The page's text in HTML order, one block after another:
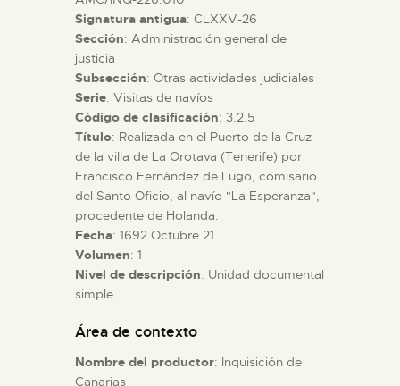
PREPARAR LA VISITA
ACTIVIDADES
█
EL MUSEO
COLECCIONES
ESPAÑOL
Signatura antigua: CLXXV-26
Sección: Administración general de
justicia
Subsección: Otras actividades judiciales
Serie: Visitas de navíos
Código de clasificación: 3.2.5
Título: Realizada en el Puerto de la Cruz
de la villa de La Orotava (Tenerife) por
Francisco Fernández de Lugo, comisario
del Santo Oficio, al navío "La Esperanza",
procedente de Holanda.
Fecha: 1692.Octubre.21
Volumen: 1
Nivel de descripción: Unidad documental
simple
Área de contexto
Nombre del productor: Inquisición de
Canarias